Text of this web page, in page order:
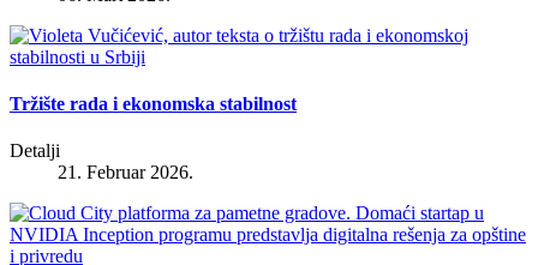
Tržište rada i ekonomska stabilnost
Detalji
21. Februar 2026.